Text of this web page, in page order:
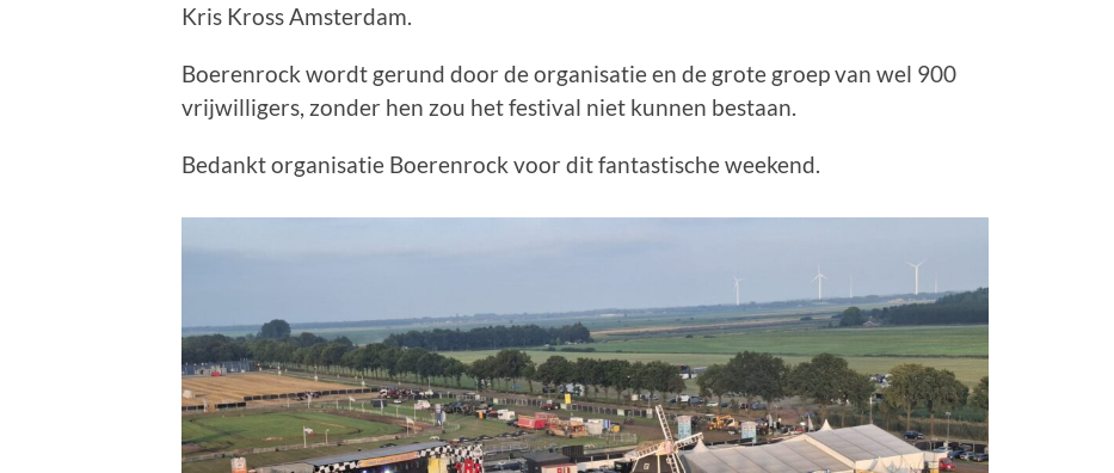
Kris Kross Amsterdam.
Boerenrock wordt gerund door de organisatie en de grote groep van wel 900
vrijwilligers, zonder hen zou het festival niet kunnen bestaan.
Bedankt organisatie Boerenrock voor dit fantastische weekend.